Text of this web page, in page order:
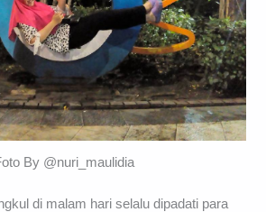
By @nuri_maulidia
di malam hari selalu dipadati para